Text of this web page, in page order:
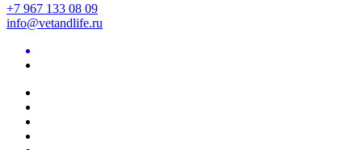
+7 967 133 08 09
info@vetandlife.ru